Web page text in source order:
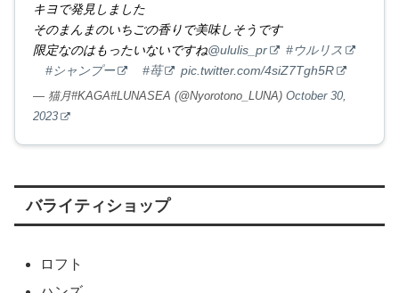
キヨで発見しました
そのまんまのいちごの香りで美味しそうです
限定なのはもったいないですね@ululis_pr
#ウルリス
#シャンプー
#苺 pic.twitter.com/4siZ7Tgh5R
— 猫月#KAGA#LUNASEA (@Nyorotono_LUNA) October 30,
2023
バライティショップ
ロフト